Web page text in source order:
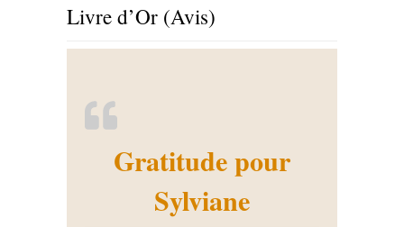
Livre d’Or (Avis)
Gratitude pour
Sylviane